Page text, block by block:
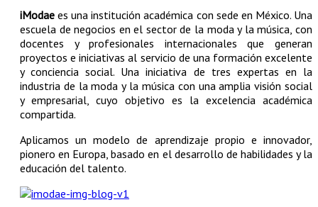
iModae es una institución académica con sede en México. Una
escuela de negocios en el sector de la moda y la música, con
docentes y profesionales internacionales que generan
proyectos e iniciativas al servicio de una formación excelente
y conciencia social. Una iniciativa de tres expertas en la
industria de la moda y la música con una amplia visión social
y empresarial, cuyo objetivo es la excelencia académica
compartida.
Aplicamos un modelo de aprendizaje propio e innovador,
pionero en Europa, basado en el desarrollo de habilidades y la
educación del talento.